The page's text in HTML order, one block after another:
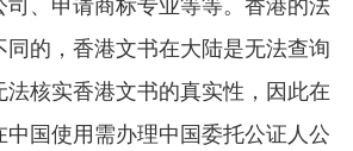
的，香港文书在大陆是无法查询
核实香港文书的真实性，因此在
国使用需办理中国委托公证人公